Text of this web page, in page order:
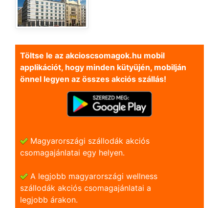
Töltse le az akcioscsomagok.hu mobil
applikációt, hogy minden kütyüjén, mobilján
önnel legyen az összes akciós szállás!
Magyarországi szállodák akciós
csomagajánlatai egy helyen.
A legjobb magyarországi wellness
szállodák akciós csomagajánlatai a
legjobb árakon.